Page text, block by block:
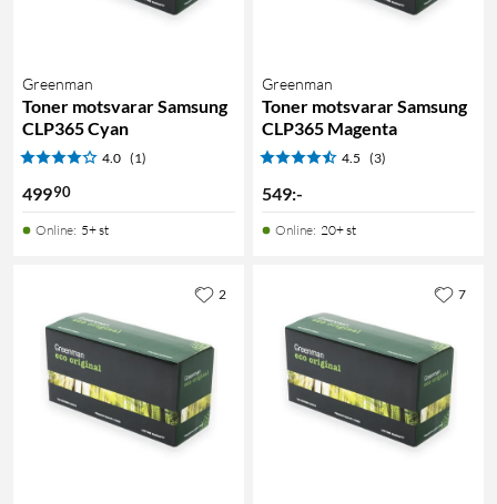
Greenman
Toner motsvarar Samsung
CLP365 Cyan
4.0 (1)
49990
Online: 5+ st
Greenman
Toner motsvarar Samsung
CLP365 Magenta
4.5 (3)
549:-
Online: 20+ st
2 7